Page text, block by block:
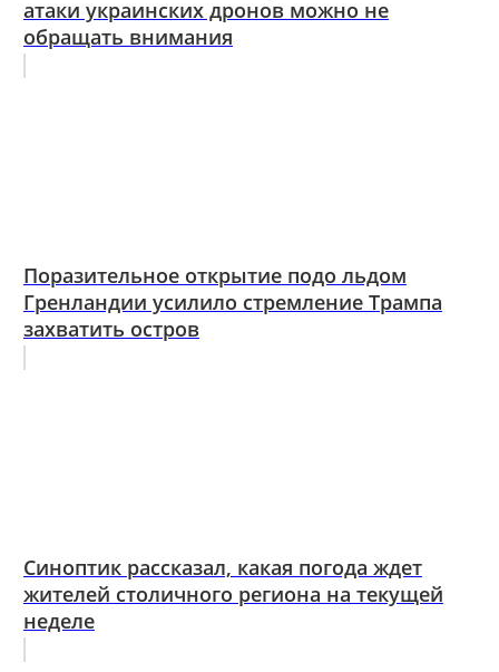
атаки украинских дронов можно не
обращать внимания
Поразительное открытие подо льдом
Гренландии усилило стремление Трампа
захватить остров
Синоптик рассказал, какая погода ждет
жителей столичного региона на текущей
неделе